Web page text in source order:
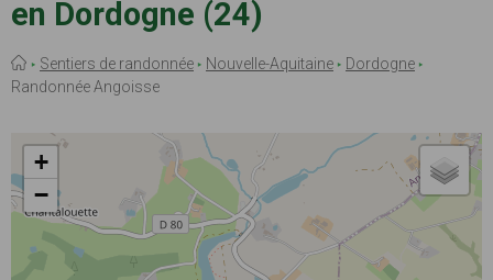
principal
en Dordogne (24)
Fil
d'Ariane
Sentiers de randonnée Nouvelle-Aquitaine
Dordogne
Randonnée Angoisse
+
−